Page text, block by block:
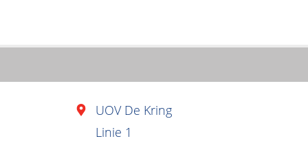
UOV De Kring
Linie 1